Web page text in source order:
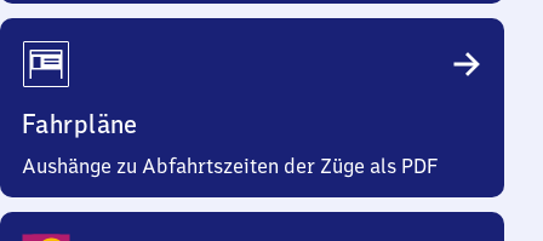
Fahrpläne
Aushänge zu Abfahrtszeiten der Züge als PDF